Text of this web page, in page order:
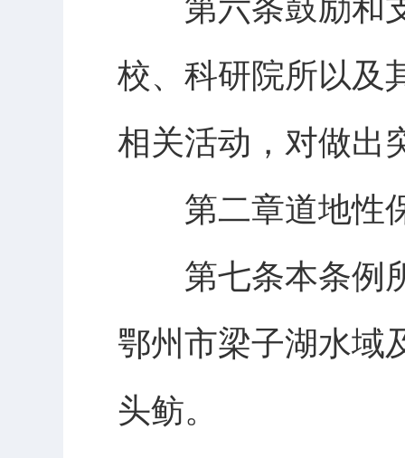
第六条鼓励和支
校、科研院所以及
相关活动，对做出
第二章道地性
第七条本条例所
鄂州市梁子湖水域
头鲂。